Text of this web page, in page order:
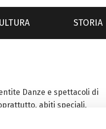
STORIA
Danze e spettacoli di
abiti speciali,